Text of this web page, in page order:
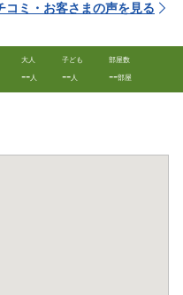
コミ・お客さまの声を見る
大人
--人
子ども
--人
部屋数
--部屋